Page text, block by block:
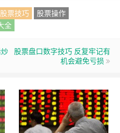
股票技巧
股票操作
全
股票盘口数字技巧 反复牢记有
机会避免亏损